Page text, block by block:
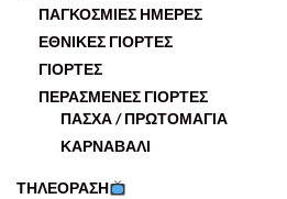
ΠΑΓΚΟΣΜΙΕΣ ΗΜΕΡΕΣ
ΕΘΝΙΚΕΣ ΓΙΟΡΤΕΣ
ΓΙΟΡΤΕΣ
ΠΕΡΑΣΜΕΝΕΣ ΓΙΟΡΤΕΣ
ΠΑΣΧΑ / ΠΡΩΤΟΜΑΓΙΑ
ΚΑΡΝΑΒΑΛΙ
ΤΗΛΕΟΡΑΣΗ